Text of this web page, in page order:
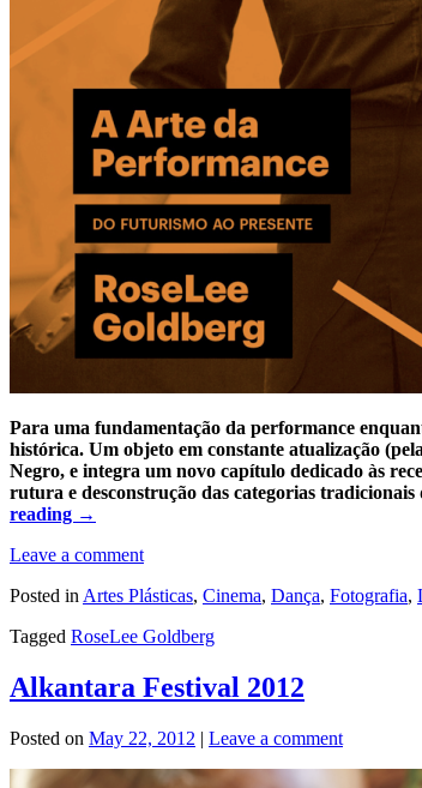
Para uma fundamentação da performance
histórica. Um objeto em constante atualização
Negro, e integra um novo capítulo dedicado às
rutura e desconstrução das categorias
reading →
Leave a comment
Posted in Artes Plásticas, Cinema, Dança, Fotografia,
Tagged RoseLee Goldberg
Alkantara Festival 2012
Posted on May 22, 2012 | Leave a comment